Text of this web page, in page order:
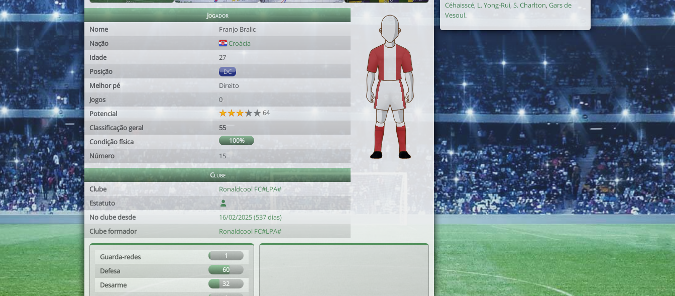
Jogador
Nome
Franjo Bralic
Nação
Croácia
Idade
27
Posição
DC
Melhor pé
Direito
Jogos
0
Potencial
64
Classificação geral
55
Condição física
100%
Número 15
Clube
Clube
Ronaldcool FC#LPA#
Estatuto
No clube desde
16/02/2025 (537 dias)
Clube formador
Ronaldcool FC#LPA#
Guarda-redes 1
Defesa 60
Desarme 32
Céhaisscé, L. Yong-Rui,S. Charlton, Gars de
Vesoul.